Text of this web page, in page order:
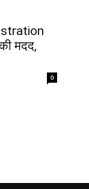
मदद,
0